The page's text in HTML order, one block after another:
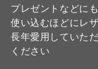
プレゼントなどに
使い込むほどにレ
長年愛用していた
ください